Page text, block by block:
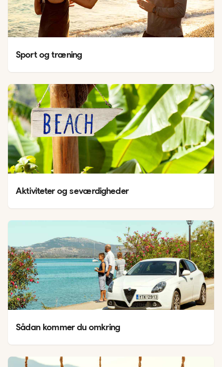
Sport og træning
Aktiviteter og seværdigheder
Sådan kommer du omkring